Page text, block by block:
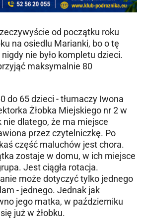
od początku roku
na osiedlu Marianki, bo o tę
nie było kompletu dzieci.
maksymalnie 80
do 65 dzieci - tłumaczy Iwona
Żłobka Miejskiego nr 2 w
nie dlatego, że ma miejsce
przez czytelniczkę. Po
część maluchów jest chora.
zostaje w domu, w ich miejsce
Jest ciągła rotacja.
może dotyczyć tylko jednego
- jednego. Jednak jak
jego matka, w październiku
już w żłobku.